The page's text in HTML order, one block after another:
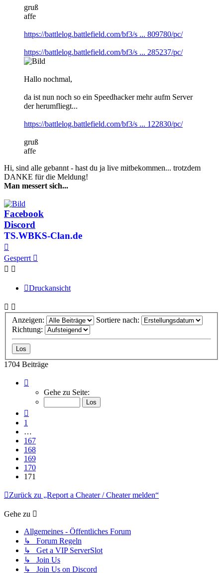
gruß
affe
https://battlelog.battlefield.com/bf3/s ... 809780/pc/
https://battlelog.battlefield.com/bf3/s ... 285237/pc/
Hallo nochmal,
da ist nun noch so ein Speedhacker mehr aufm Server
der herumfliegt...
https://battlelog.battlefield.com/bf3/s ... 122830/pc/
gruß
affe
Hi, sind alle gebannt - hast du ja live mitbekommen... trotzdem
DANKE für die Meldung!
Man messert sich...
Facebook
Discord
TS.WBKS-Clan.de
oben
Gesperrt
Druckansicht
Anzeigen:
Sortiere nach:
Richtung:
1704 Beiträge
171
von
Gehe zu Seite:
1
…
167
168
169
170
171
Zurück zu „Report a Cheater / Cheater melden“
Gehe zu
Allgemeines - Öffentliches Forum
↳ Forum Regeln
↳ Get a VIP ServerSlot
↳ Join Us
↳ Join Us on Discord